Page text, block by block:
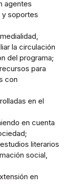
agentes
y soportes
la circulación
del programa;
para
con
en el
en cuenta
literarios
social,
en